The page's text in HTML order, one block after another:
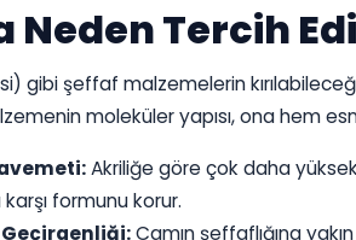
Neden Tercih
gibi şeffaf malzemelerin
moleküler yapısı, ona hem
Akriliğe göre çok daha
formunu korur.
Geçirgenliği:Camın şeffaflığına